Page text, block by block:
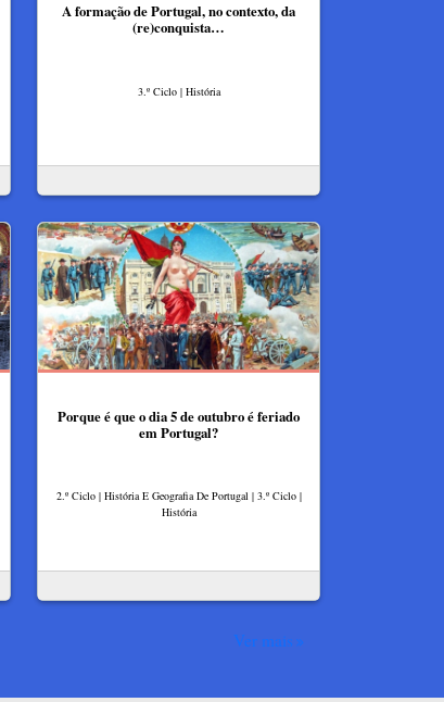
A formação de Portugal, no contexto, da
(re)conquista…
3.º Ciclo | História
Porque é que o dia 5 de outubro é feriado
em Portugal?
2.º Ciclo | História E Geografia De Portugal | 3.º Ciclo |
História
Ver mais